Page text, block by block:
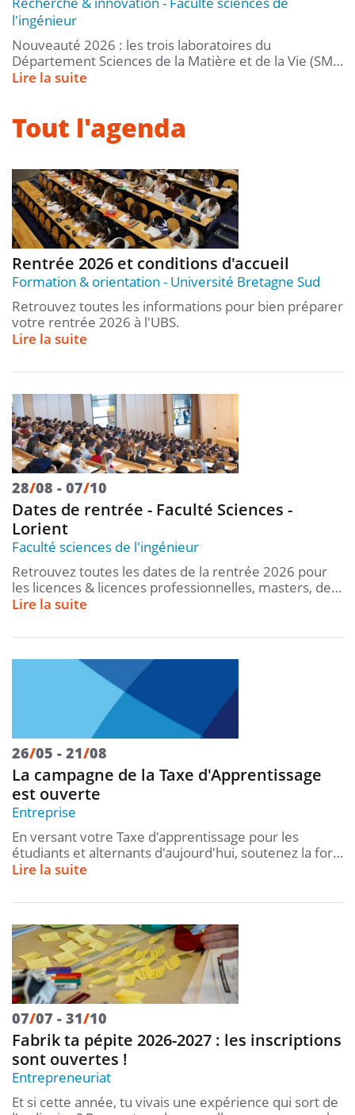
l'ingénieur
Nouveauté 2026 : les trois laboratoires du
Département Sciences de la Matière et de la Vie (SM…
Lire la suite
Tout l'agenda
Rentrée 2026 et conditions d'accueil
Formation & orientation
Université Bretagne Sud
Retrouvez toutes les informations pour bien préparer
votre rentrée 2026 à l'UBS.
Lire la suite
28/08 07/10
Dates de rentrée - Faculté Sciences -
Lorient
Faculté sciences de l'ingénieur
Retrouvez toutes les dates de la rentrée 2026 pour
les licences & licences professionnelles, masters, de…
Lire la suite
26/05 21/08
La campagne de la Taxe d'Apprentissage
est ouverte
Entreprise
En versant votre Taxe d'apprentissage pour les
étudiants et alternants d'aujourd'hui, soutenez la for…
Lire la suite
07/07 31/10
Fabrik ta pépite 2026-2027 : les inscriptions
sont ouvertes !
Entrepreneuriat
Et si cette année, tu vivais une expérience qui sort de